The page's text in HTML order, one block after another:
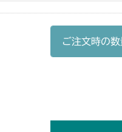
本体 FIG23 走行操作
本体 FIG23 走行操作レバ
ご注文時の